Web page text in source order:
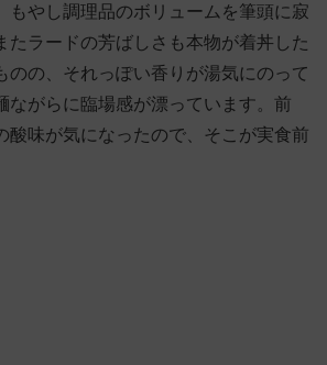
もやし調理品のボリュームを筆頭に寂
たラードの芳ばしさも本物が着丼した
のの、それっぽい香りが湯気にのって
ながらに臨場感が漂っています。前
酸味が気になったので、そこが実食前